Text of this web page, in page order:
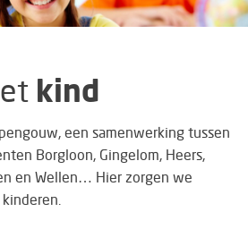
kind
een samenwerking tussen
Borgloon, Gingelom, Heers,
en Wellen… Hier zorgen we